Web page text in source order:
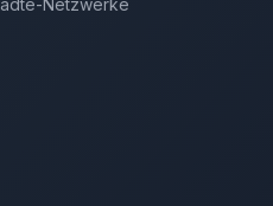
Netzwerke